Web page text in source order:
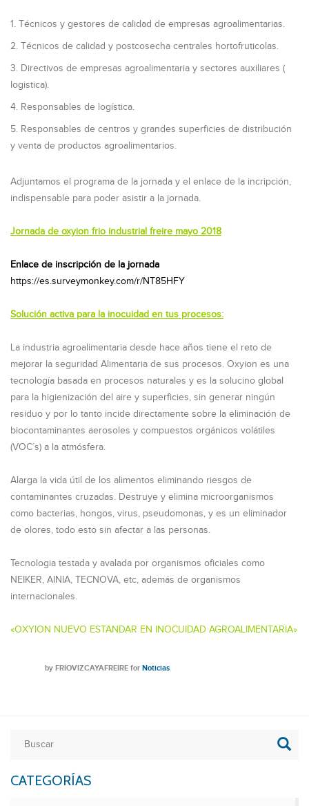
Técnicos y gestores de calidad de empresas agroalimentarias.
Técnicos de calidad y postcosecha centrales hortofruticolas.
Directivos de empresas agroalimentaria y sectores auxiliares (
logistica).
Responsables de logística.
Responsables de centros y grandes superficies de distribución
y venta de productos agroalimentarios.
Adjuntamos el programa de la jornada y el enlace de la incripción,
indispensable para poder asistir a la jornada.
Jornada de oxyion frio industrial freire mayo 2018
Enlace de inscripción de la jornada
https://es.surveymonkey.com/r/NT85HFY
Solución activa para la inocuidad en tus procesos:
La industria agroalimentaria desde hace años tiene el reto de
mejorar la seguridad Alimentaria de sus procesos. Oxyion es una
tecnología basada en procesos naturales y es la solucino global
para la higienización del aire y superficies, sin generar ningún
residuo y por lo tanto incide directamente sobre la eliminación de
biocontaminantes aerosoles y compuestos orgánicos volátiles
(VOC´s) a la atmósfera.
Alarga la vida útil de los alimentos eliminando riesgos de
contaminantes cruzadas. Destruye y elimina microorganismos
como bacterias, hongos, virus, pseudomonas, y es un eliminador
de olores, todo esto sin afectar a las personas.
Tecnologia testada y avalada por organismos oficiales como
NEIKER, AINIA, TECNOVA, etc, además de organismos
internacionales.
«OXYION NUEVO ESTANDAR EN INOCUIDAD AGROALIMENTARIA»
by FRIOVIZCAYAFREIRE for Noticias
CATEGORÍAS